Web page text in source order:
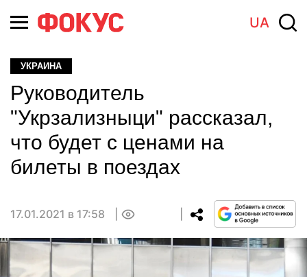
UA
УКРАИНА
Руководитель
"Укрзализныци" рассказал,
что будет с ценами на
билеты в поездах
17.01.2021 в 17:58